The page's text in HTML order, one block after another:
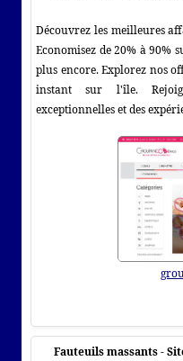
Découvrez les meilleures
Economisez de 20% à 90%
plus encore. Explorez nos
instant sur l'île.
exceptionnelles et des
Fauteuils massants -